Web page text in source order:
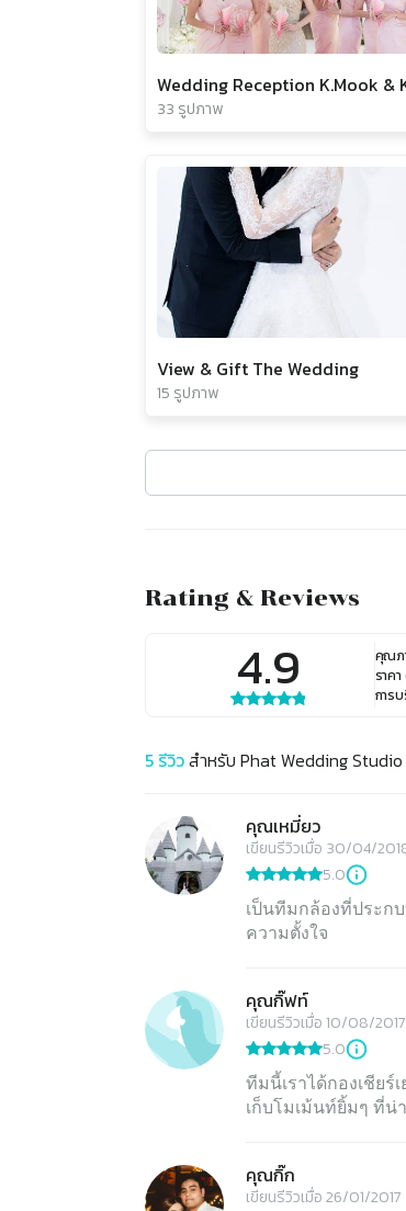
Wedding Reception K.Mook &
33 รูปภาพ
View & Gift The Wedding
15 รูปภาพ
Rating & Reviews
4.9 คุณภ
ราค
การ
5รีวิวสำหรับ Phat Wedding Studio
คุณเหมี่ยว
เขียนรีวิวเมื่อ 30/04/
5.0
เป็นทีมกล้องที่ประกบ
ความตั้งใจ
คุณกิ๊ฟท์
เขียนรีวิวเมื่อ 10/08/2017
5.0
ทีมนี้เราได้กองเชียร์
เก็บโมเม้นท์ยิ้มๆ ที่น่
คุณกิ๊ก
เขียนรีวิวเมื่อ 26/01/2017